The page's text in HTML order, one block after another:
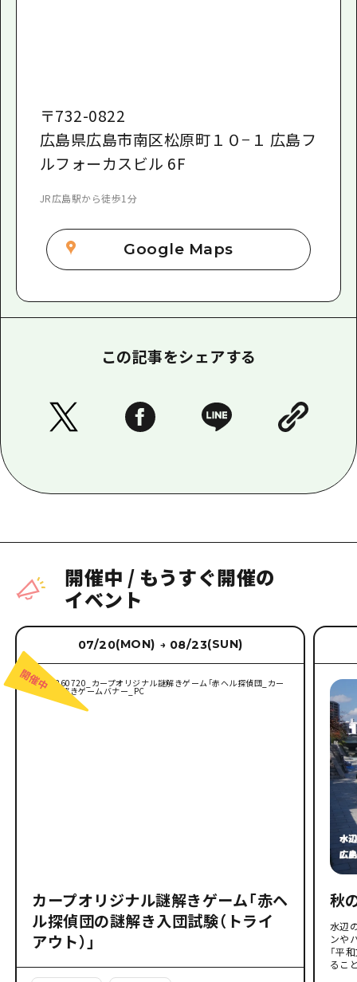
〒732-0822
広島県広島市南区松原町１０−１ 広島フ
ルフォーカスビル 6F
JR広島駅から徒歩1分
Google Maps
この記事をシェアする
開催中 / もうすぐ開催の
イベント
07/20(MON) → 08/23(SUN)
カープオリジナル謎解きゲーム「赤ヘ
ル探偵団の謎解き入団試験（トライ
アウト）」
秋
水辺
ンや
「平
るこ